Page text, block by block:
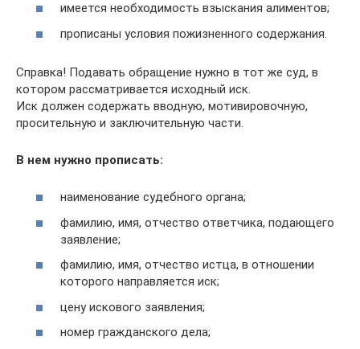
имеется необходимость взыскания алиментов;
прописаны условия пожизненного содержания.
Справка! Подавать обращение нужно в тот же суд, в
котором рассматривается исходный иск.
Иск должен содержать вводную, мотивировочную,
просительную и заключительную части.
В нем нужно прописать:
наименование судебного органа;
фамилию, имя, отчество ответчика, подающего
заявление;
фамилию, имя, отчество истца, в отношении
которого направляется иск;
цену искового заявления;
номер гражданского дела;